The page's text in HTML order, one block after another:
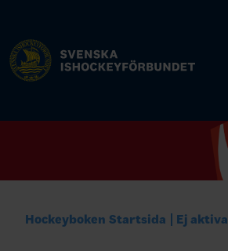
Hockeyboken Startsida Ej aktiva